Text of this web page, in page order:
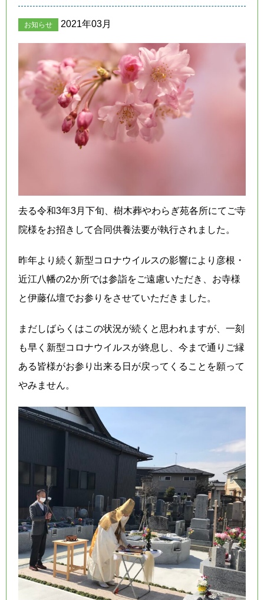
お知らせ 2021年03月
去る令和3年3月下旬、樹木葬やわらぎ苑各所にてご寺
院様をお招きして合同供養法要が執行されました。
昨年より続く新型コロナウイルスの影響により彦根・
近江八幡の2か所では参詣をご遠慮いただき、 お寺様
と伊藤仏壇でお参りをさせていただきました。
まだしばらくはこの状況が続くと思われますが、一刻
も早く新型コロナウイルスが終息し、今まで通りご縁
ある皆様がお参り出来る日が戻ってくることを願って
やみません。